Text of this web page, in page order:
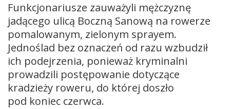
Funkcjonariusze zauważyli mężczyznę
jadącego ulicą Boczną Sanową na rowerze
pomalowanym, zielonym sprayem.
Jednoślad bez oznaczeń od razu wzbudził
ich podejrzenia, ponieważ kryminalni
prowadzili postępowanie dotyczące
kradzieży roweru, do której doszło
pod koniec czerwca.